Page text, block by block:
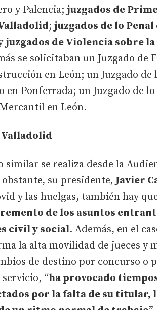
y Palencia; juzgados de
; juzgados de lo
juzgados de Violencia sobre
se solicitaban un Juzgado de
en León; un Juzgado de
Ponferrada; un Juzgado de
en León.
similar se realiza desde la
su presidente, Javier
y las huelgas, también hay
de los asuntos
civil y social. Además, en el
la alta movilidad de jueces y
de destino por concurso o
“ha provocado
por la falta de su titular,